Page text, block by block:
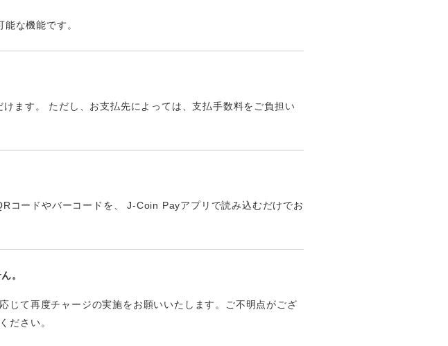
な機能です。
ます。 ただし、お支払先によっては、支払手数料をご負担い
コードやバーコードを、 J-Coin Payアプリで読み込むだけでお
。
じて再度チャージの実施をお願いいたします。ご不明点がござ
ださい。